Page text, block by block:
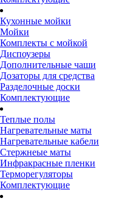
Кухонные мойки
Мойки
Комплекты с мойкой
Диспоузеры
Дополнительные чаши
Дозаторы для средства
Разделочные доски
Комплектующие
Теплые полы
Нагревательные маты
Нагревательные кабели
Стержнеые маты
Инфракрасные пленки
Терморегуляторы
Комплектующие